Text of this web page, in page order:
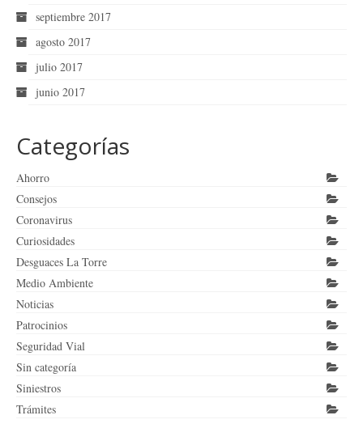
septiembre 2017
agosto 2017
julio 2017
junio 2017
Categorías
Ahorro
Consejos
Coronavirus
Curiosidades
Desguaces La Torre
Medio Ambiente
Noticias
Patrocinios
Seguridad Vial
Sin categoría
Siniestros
Trámites